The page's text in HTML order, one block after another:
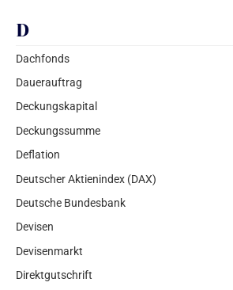
D
Dachfonds
Dauerauftrag
Deckungskapital
Deckungssumme
Deflation
Deutscher Aktienindex (DAX)
Deutsche Bundesbank
Devisen
Devisenmarkt
Direktgutschrift